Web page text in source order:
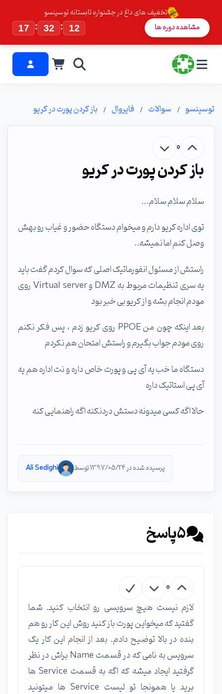
تخفیف های داغ در جشنواره تابستانه توسینسو
17
: 32 : 11 مشاهده دوره ها
توسینسو سوالات فایروال باز کردن پورت در کریو
0
باز کردن پورت در کریو
سلام سلام سلام...
توی اداره کریو دارم و میخوام دستگاه حضور و غیاب رو بهش
وصل کنم اما نمیشه..
راستش از مسئول انفورماتیک اصلی که سوال کردم گفت باید
یه سری تنظیمات مربوط به DMZ و Virtual server روی
مودم انجام بشه و از کریو بی خبر بود
بعد اینکه چون من PPOE روی کریو زدم ، پس فکر نکنم
روی مودم جواب بگیرم و راستش امتحان هم نکردم
دستگاه ما خب یه آی پی و پورت خاص داره و نت اداره هم یه
آی پی استاتیک داره
حالا اگه کسی میدونه دستش دردنکنه اگه راهنمایی کنه
پرسیده شده در 1397/05/24 توسط Ali Sedighi
5پاسخ
0
لازم نیست هیچ سرویسی رو انتخاب کنید. شما
گفتید که میخواین پورت باز کنید روش این کار رو هم
بنده در بالا توضیح دادم. بعد از انجام این کار یک
سرویس به نامی که در قسمت Name براش در نظر
گرفتید ایجاد میشه که اگه به قسمت Service ها
برید یا همونجا تو لیست Service ها میتونید